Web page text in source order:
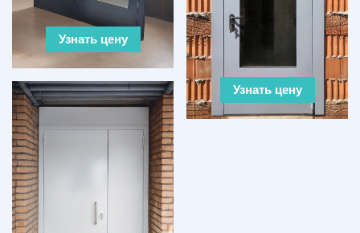
Узнать цену
Узнать цену